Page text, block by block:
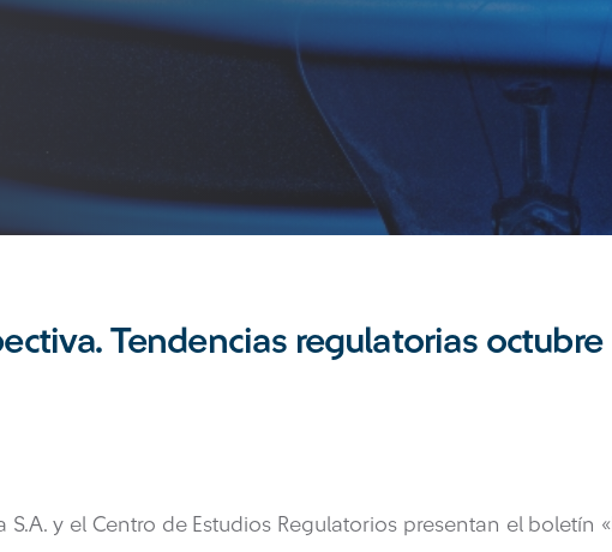
Tendencias regulatorias octubre
S.A. y el Centro de Estudios Regulatorios presentan el boletín